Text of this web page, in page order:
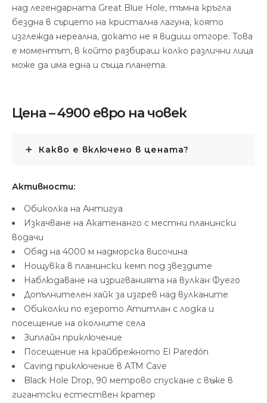
над легендарната Great Blue Hole, тъмна кръгла
бездна в сърцето на кристална лагуна, която
изглежда нереална, докато не я видиш отгоре. Това
е моментът, в който разбираш колко различни лица
може да има една и съща планета.
Цена – 4900 евро на човек
Какво е включено в цената?
Активности:
Обиколка на Антигуа
Изкачване на Акатенанго с местни планински
водачи
Обяд на 4000 м надморска височина
Нощувка в планински кемп под звездите
Наблюдаване на изригванията на вулкан Фуего
Допълнителен хайк за изгрев над вулканите
Обиколки по езерото Атитлан с лодка и
посещение на околните села
Зиплайн приключение
Посещение на крайбрежното El Paredón
Caving приключение в ATM Cave
Black Hole Drop, 90 метрово спускане с въже в
гигантски естествен кратер